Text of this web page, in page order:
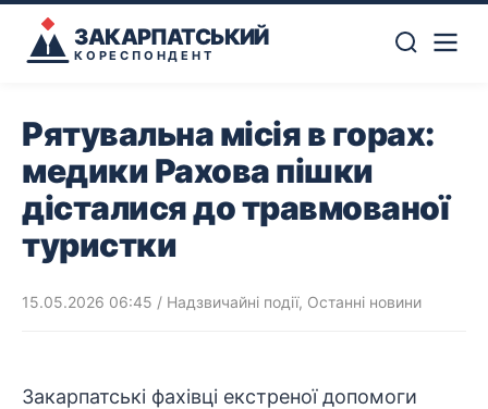
ЗАКАРПАТСЬКИЙ
КОРЕСПОНДЕНТ
Рятувальна місія в горах:
медики Рахова пішки
дісталися до травмованої
туристки
15.05.2026 06:45 / Надзвичайні події, Останні новини
Закарпатські фахівці екстреноїдопомоги